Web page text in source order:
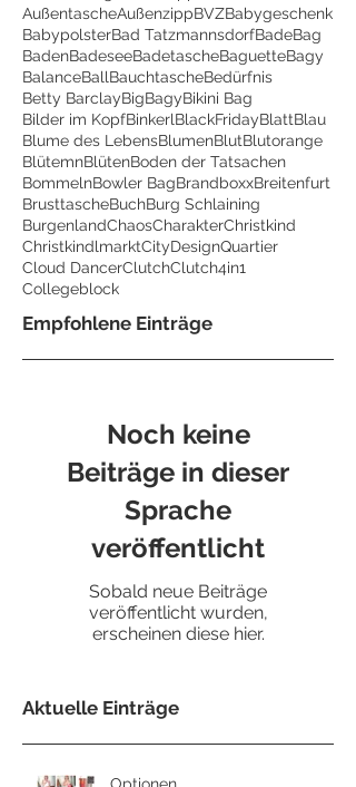
AußentascheAußenzippBVZBabygeschenk
BabypolsterBad TatzmannsdorfBadeBag
BadenBadeseeBadetascheBaguetteBagy
BalanceBallBauchtascheBedürfnis
Betty BarclayBigBagyBikini Bag
Bilder im KopfBinkerlBlackFridayBlattBlau
Blume des LebensBlumenBlutBlutorange
BlütemnBlütenBoden der Tatsachen
BommelnBowler BagBrandboxxBreitenfurt
BrusttascheBuchBurg Schlaining
BurgenlandChaosCharakterChristkind
ChristkindlmarktCityDesignQuartier
Cloud DancerClutchClutch4in1
Collegeblock
Empfohlene Einträge
Noch keine
Beiträge in dieser
Sprache
veröffentlicht
Sobald neue Beiträge
veröffentlicht wurden,
erscheinen diese hier.
Aktuelle Einträge